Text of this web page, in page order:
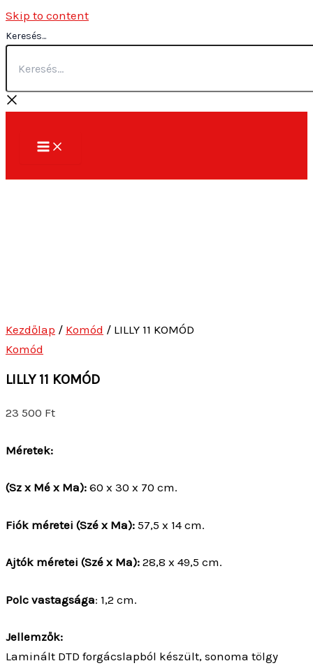
Skip to content
Keresés...
Kezdőlap / Komód / LILLY 11 KOMÓD
Komód
LILLY 11 KOMÓD
23 500 Ft
Méretek:
(Sz x Mé x Ma): 60 x 30 x 70 cm.
Fiók méretei (Szé x Ma): 57,5 x 14 cm.
Ajtók méretei (Szé x Ma): 28,8 x 49,5 cm.
Polc vastagsága: 1,2 cm.
Jellemzők:
Laminált DTD forgácslapból készült, sonoma tölgy